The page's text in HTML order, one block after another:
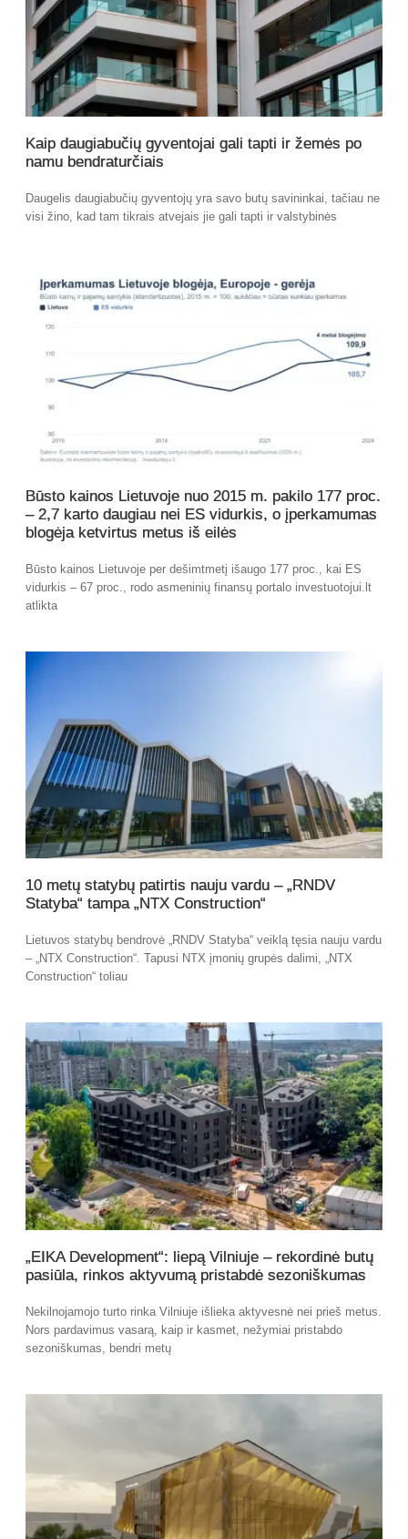
Kaip daugiabučių gyventojai gali tapti ir žemės po
namu bendraturčiais
Daugelis daugiabučių gyventojų yra savo butų savininkai, tačiau ne
visi žino, kad tam tikrais atvejais jie gali tapti ir valstybinės
Būsto kainos Lietuvoje nuo 2015 m. pakilo 177 proc.
– 2,7 karto daugiau nei ES vidurkis, o įperkamumas
blogėja ketvirtus metus iš eilės
Būsto kainos Lietuvoje per dešimtmetį išaugo 177 proc., kai ES
vidurkis – 67 proc., rodo asmeninių finansų portalo investuotojui.lt
atlikta
10 metų statybų patirtis nauju vardu – „RNDV
Statyba“ tampa „NTX Construction“
Lietuvos statybų bendrovė „RNDV Statyba“ veiklą tęsia nauju vardu
– „NTX Construction“. Tapusi NTX įmonių grupės dalimi, „NTX
Construction“ toliau
„EIKA Development“: liepą Vilniuje – rekordinė butų
pasiūla, rinkos aktyvumą pristabdė sezoniškumas
Nekilnojamojo turto rinka Vilniuje išlieka aktyvesnė nei prieš metus.
Nors pardavimus vasarą, kaip ir kasmet, nežymiai pristabdo
sezoniškumas, bendri metų